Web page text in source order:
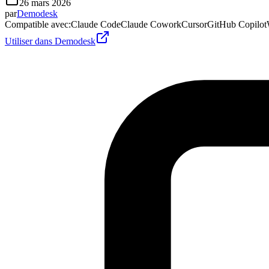
26 mars 2026
parDemodesk
Compatible avec:Claude CodeClaude CoworkCursorGitHub Copilot
Utiliser dans Demodesk